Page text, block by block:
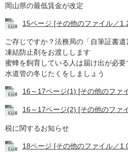
岡山県の最低賃金が改定
15ページ [その他のファイル／
ご存じですか？法務局の「自筆証書遺
凍結防止剤をお渡しします
蜜蜂を飼育している人は届け出が必要
水道管の冬じたくをしましょう
16～17ページ(1) [その他のファ
16～17ページ(2) [その他のファ
税に関するお知らせ
18ページ [その他のファイル／